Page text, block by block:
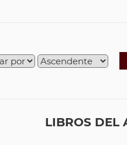
LIBROS DEL